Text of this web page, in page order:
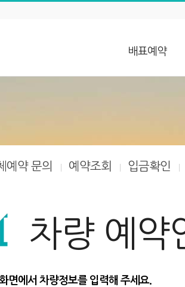
배표예약
배표예약
차량 예약안내
예약 문의 예약조회 입금확인
차량 예약
면에서 차량정보를 입력해 주세요.